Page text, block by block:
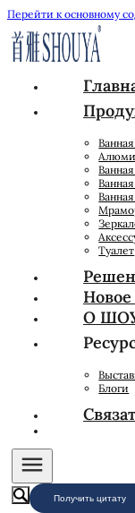
Перейти к основному
Туалет
О
Блоги
Получить цитату